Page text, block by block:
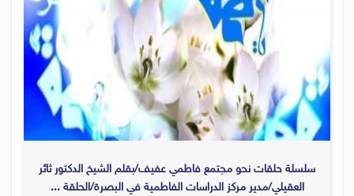
سلسلة حلقات نحو مجتمع فاطمي عفيف/بقلم الشيخ الدكتور ثائر
العقيلي/مدير مركز الدراسات الفاطمية في البصرة/الحلقة ...